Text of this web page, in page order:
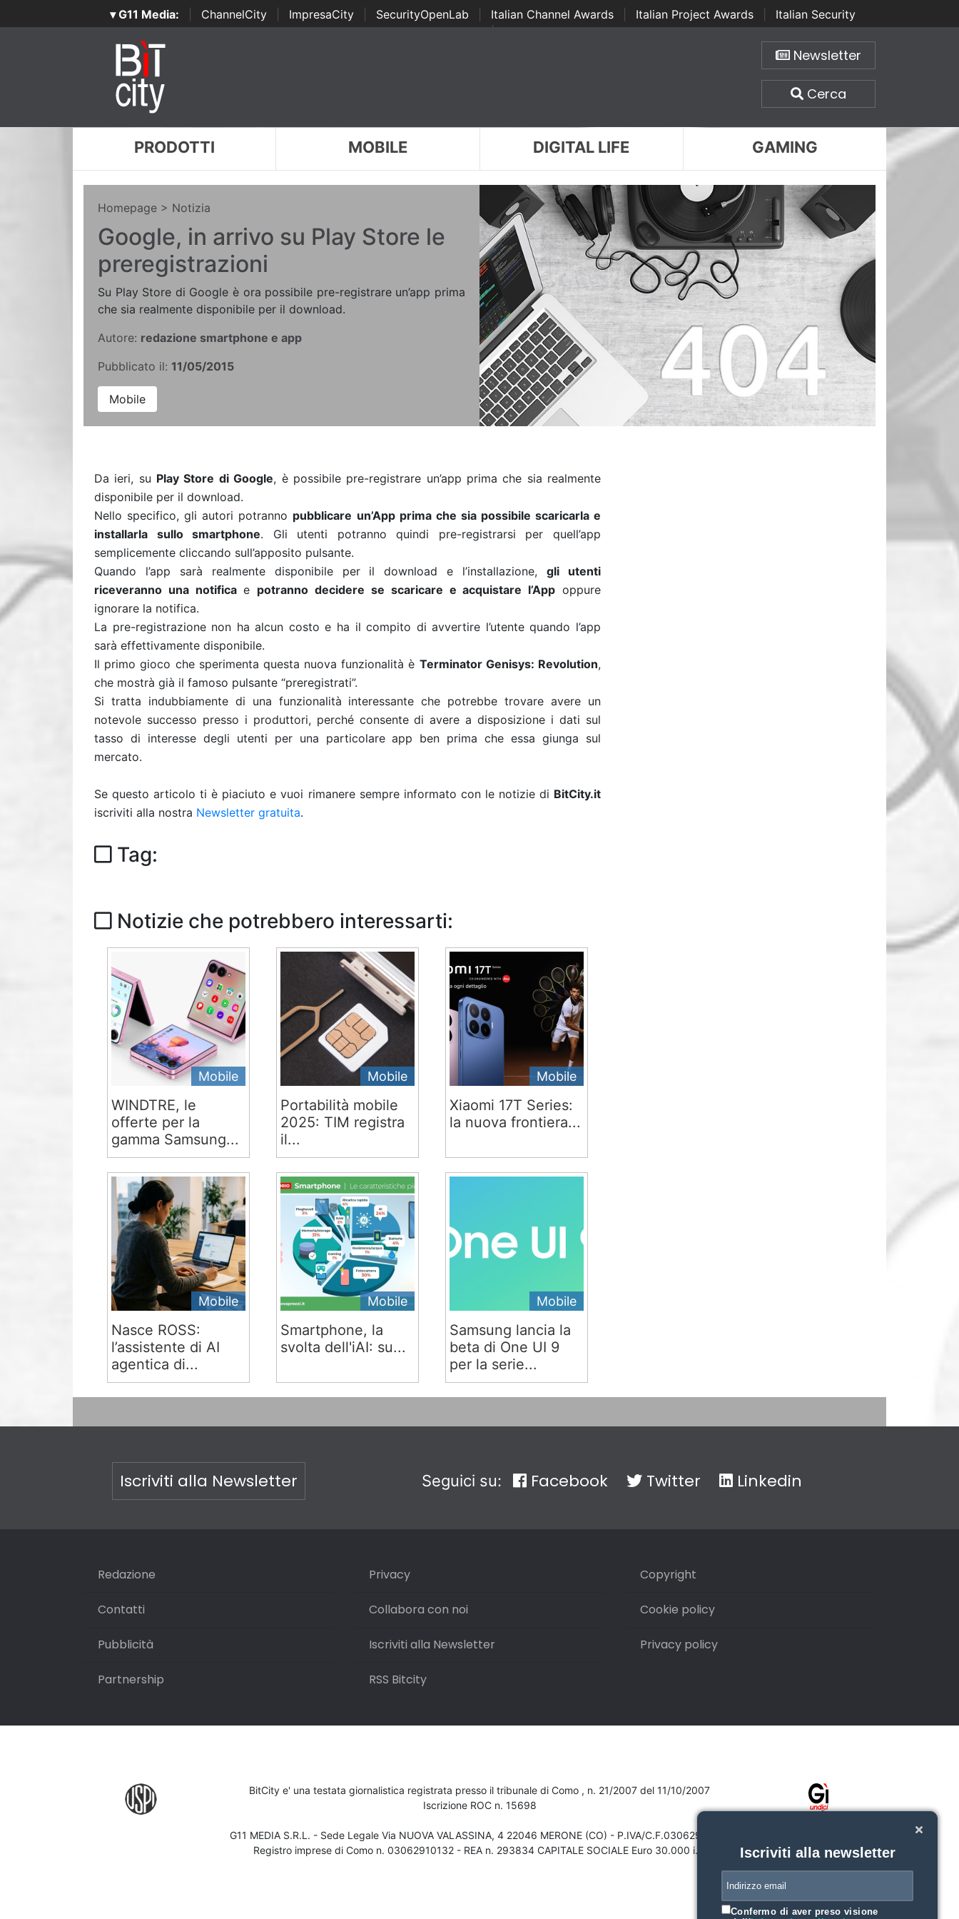
▾ G11 Media: ChannelCity ImpresaCity SecurityOpenLab Italian Channel Awards Italian Project Awards
Italian Security
Awards | ...
Newsletter
Cerca
PRODOTTI MOBILE DIGITAL LIFE GAMING
Homepage > Notizia
Google, in arrivo su Play Store le
preregistrazioni
Su Play Store di Google è ora possibile pre-registrare un’app prima
che sia realmente disponibile per il download.
Autore: redazione smartphone e app
Pubblicato il: 11/05/2015
Mobile
Da ieri, su Play Store di Google, è possibile pre-registrare un’app prima che sia realmente
disponibile per il download.
Nello specifico, gli autori potranno pubblicare un’App prima che sia possibile scaricarla e
installarla sullo smartphone. Gli utenti potranno quindi pre-registrarsi per quell’app
semplicemente cliccando sull’apposito pulsante.
Quando l’app sarà realmente disponibile per il download e l’installazione,gli utenti
riceveranno una notificae potranno decidere se scaricare e acquistare l’App oppure
ignorare la notifica.
La pre-registrazione non ha alcun costo e ha il compito di avvertire l’utente quando l’app
sarà effettivamente disponibile.
Il primo gioco che sperimenta questa nuova funzionalità è Terminator Genisys: Revolution,
che mostrà già il famoso pulsante “preregistrati”.
Si tratta indubbiamente di una funzionalità interessante che potrebbe trovare avere un
notevole successo presso i produttori, perché consente di avere a disposizione i dati sul
tasso di interesse degli utenti per una particolare app ben prima che essa giunga sul
mercato.
Se questo articolo ti è piaciuto e vuoi rimanere sempre informato con le notizie di BitCity.it
iscriviti alla nostra Newsletter gratuita.
Tag:
Notizie che potrebbero interessarti:
Mobile
WINDTRE, le
offerte per la
gamma Samsung...
Mobile
Portabilità mobile
2025: TIM registra
il...
Mobile
Xiaomi 17T Series:
la nuova frontiera...
Mobile
Nasce ROSS:
l’assistente di AI
agentica di...
Mobile
Smartphone, la
svolta dell'iAI: su...
Mobile
Samsung lancia la
beta di One UI 9
per la serie...
Iscriviti alla Newsletter Seguici su: Facebook Twitter Linkedin
Redazione
Contatti
Pubblicità
Partnership
Privacy
Collabora con noi
Iscriviti alla Newsletter
RSS Bitcity
Copyright
Cookie policy
Privacy policy
BitCity e' una testata giornalistica registrata presso il tribunale di Como , n. 21/2007 del 11/10/2007
Iscrizione ROC n. 15698
G11 MEDIA S.R.L. - Sede Legale Via NUOVA VALASSINA, 4 22046 MERONE (CO) - P.IVA/C.F.03062910132
Registro imprese di Como n. 03062910132 - REA n. 293834 CAPITALE SOCIALE Euro 30.000 i.v.
Iscriviti alla newsletter
Confermo di aver preso visione